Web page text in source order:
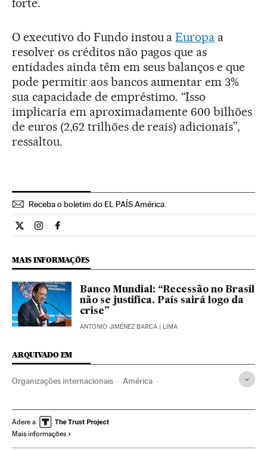
forte.
O executivo do Fundo instou aEuropa a
resolver os créditos não pagos que as
entidades ainda têm em seus balanços e que
pode permitir aos bancos aumentar em 3%
sua capacidade de empréstimo. “Isso
implicaria em aproximadamente 600 bilhões
de euros (2,62 trilhões de reais) adicionais”,
ressaltou.
Receba o boletim do EL PAÍS América.
Economia El País Brasil en Twitter
Economia El País Brasil en Instagram
Economia El País Brasil en Facebook
MAIS INFORMAÇÕES
Banco Mundial: “Recessão no Brasil
não se justifica. País sairá logo da
crise”
ANTONIO JIMÉNEZ BARCA | LIMA
ARQUIVADO EM
Organizações internacionais América
Banco Mundial Países emergentes
Indicadores econômicos
Adere a
Mais informações